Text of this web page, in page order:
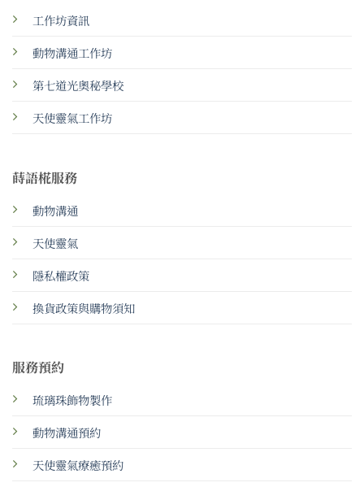
工作坊資訊
動物溝通工作坊
第七道光奧秘學校
天使靈氣工作坊
蒔語椛服務
動物溝通
天使靈氣
隱私權政策
換貨政策與購物須知
服務預約
琉璃珠飾物製作
動物溝通預約
天使靈氣療癒預約